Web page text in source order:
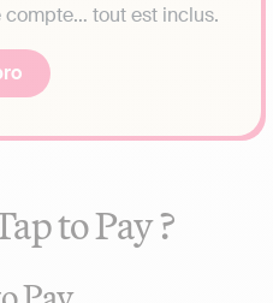
tout est inclus.
to Pay ?